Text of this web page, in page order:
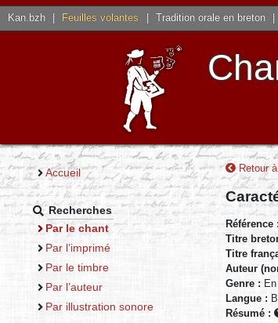
Kan.bzh Feuilles volantes Tradition orale en breton
Accueil
Recherches
Par le chant
Par l’imprimé
Par le timbre
Par l’auteur
Par illustration sonore
Retour
Référence
Titre
Titre
Auteur
Genre :
Langue :
Résumé :